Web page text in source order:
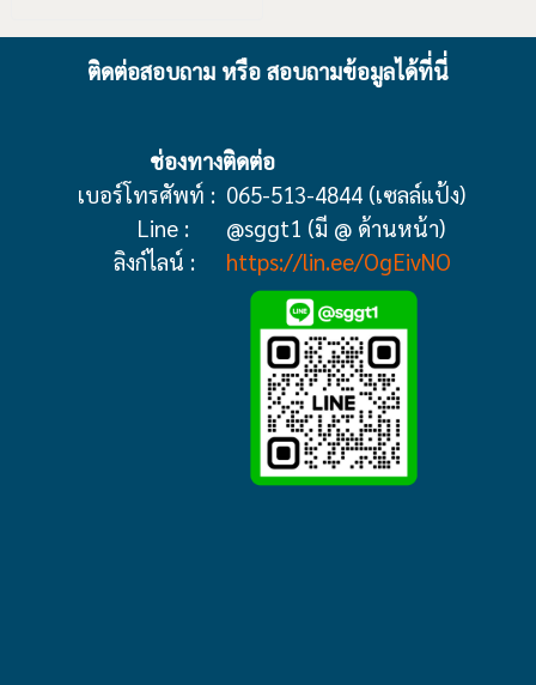
ติดต่อสอบถาม หรือ สอบถามข้อมูลได้ที่นี่
ช่องทางติดต่อ
เบอร์โทรศัพท์ : 065-513-4844 (เซลล์แป้ง)
Line :
@sggt1 (มี @ ด้านหน้า)
ลิงก์ไลน์ :
https://lin.ee/OgEivNO